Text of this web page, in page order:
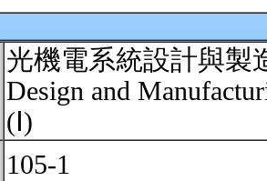
光機電系統設計與製
Design and
(Ⅰ)
105-1